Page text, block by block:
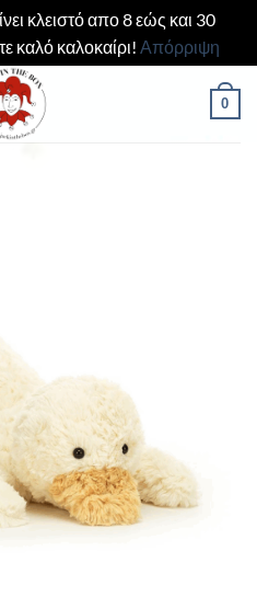
κλειστό απο 8 εώς και 30
καλό καλοκαίρι! Απόρριψη
0